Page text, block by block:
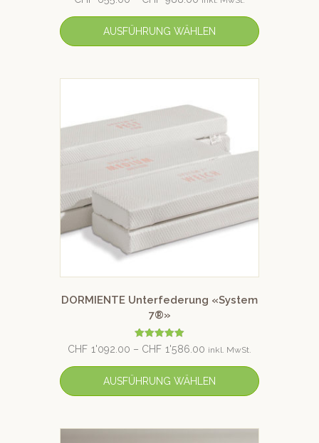
mit
AUSFÜHRUNG WÄHLEN
DORMIENTE Unterfederung «System
7®»
Bewertet mit
5.00
CHF 1'092.00 – CHF 1'586.00 inkl. MwSt.
AUSFÜHRUNG WÄHLEN